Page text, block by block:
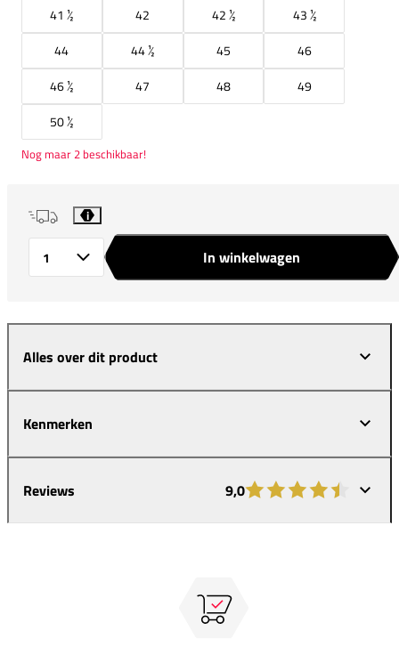
41 ½
42 42 ½
43 ½
44
44 ½ 45
46
46 ½
47 48
49
50 ½
Nog maar 2 beschikbaar!
i
In winkelwagen
Alles over dit product
Kenmerken
Reviews 9,0